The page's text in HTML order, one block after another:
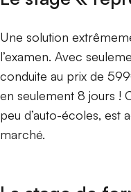
Une solution
l’examen. Avec
conduite au prix de
en seulement 8 jours !
peu d’auto-écoles, est
marché.